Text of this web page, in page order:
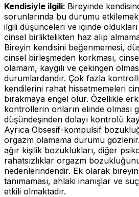
Kendisiyle ilgili: Bireyinde
sorunlarında bu durumu
ilgili düşünceleri ve içinde
cinsel birliktelikten haz alıp
Bireyin kendisini beğenmemesi,
cinsel birleşmeden korkması,
olamam, kaygılı ve çekingen
durumlardandır. Çok fazla
kendilerini rahat hissetmemeleri
bırakmaya engel olur. Özellikle
kontrollerin onların elinde olması
düşündeşinden dolayı kontrolü
Ayrıca Obsesif-kompulsif
orgazm olamama durumu
ağır kişilik bozuklukları, diğer
rahatsızlıklar orgazm
nedenlerindendir. Ek olarak
tanımaması, ahlaki inanışlar ve
etkili olmaktadır.